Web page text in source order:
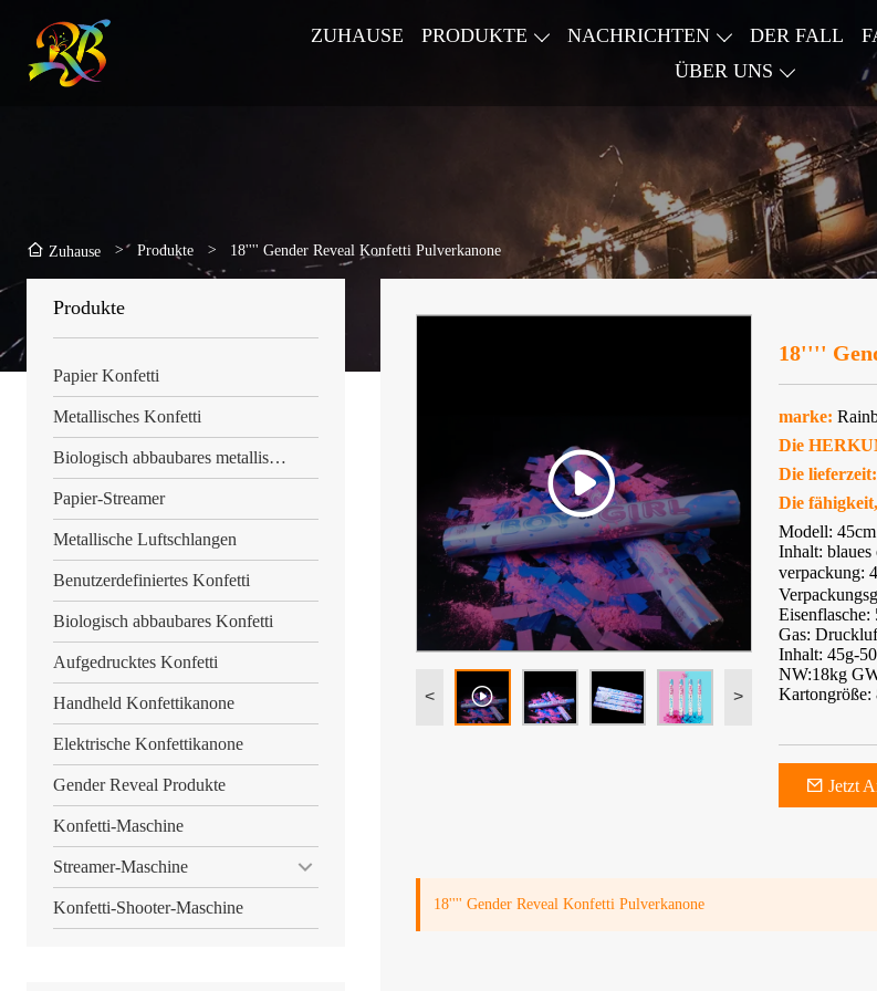
ZUHAUSE PRODUKTE NACHRICHTEN DER FALL
ÜBER UNS
Zuhause > Produkte > 18'''' Gender Reveal Konfetti Pulverkanone
Produkte
Papier Konfetti
Metallisches Konfetti
Biologisch abbaubares metallisches Konfetti
Papier-Streamer
Metallische Luftschlangen
Benutzerdefiniertes Konfetti
Biologisch abbaubares Konfetti
Aufgedrucktes Konfetti
Handheld Konfettikanone
Elektrische Konfettikanone
Gender Reveal Produkte
Konfetti-Maschine
Streamer-Maschine
Konfetti-Shooter-Maschine
< >
18''''
marke:
Die
Die lieferzeit:
Die
Modell:
Inhalt: blaues
verpackung:
Eisenflasche:
Gas:
Inhalt: 45g-
NW:18kg
Jetzt
18'''' Gender Reveal Konfetti Pulverkanone